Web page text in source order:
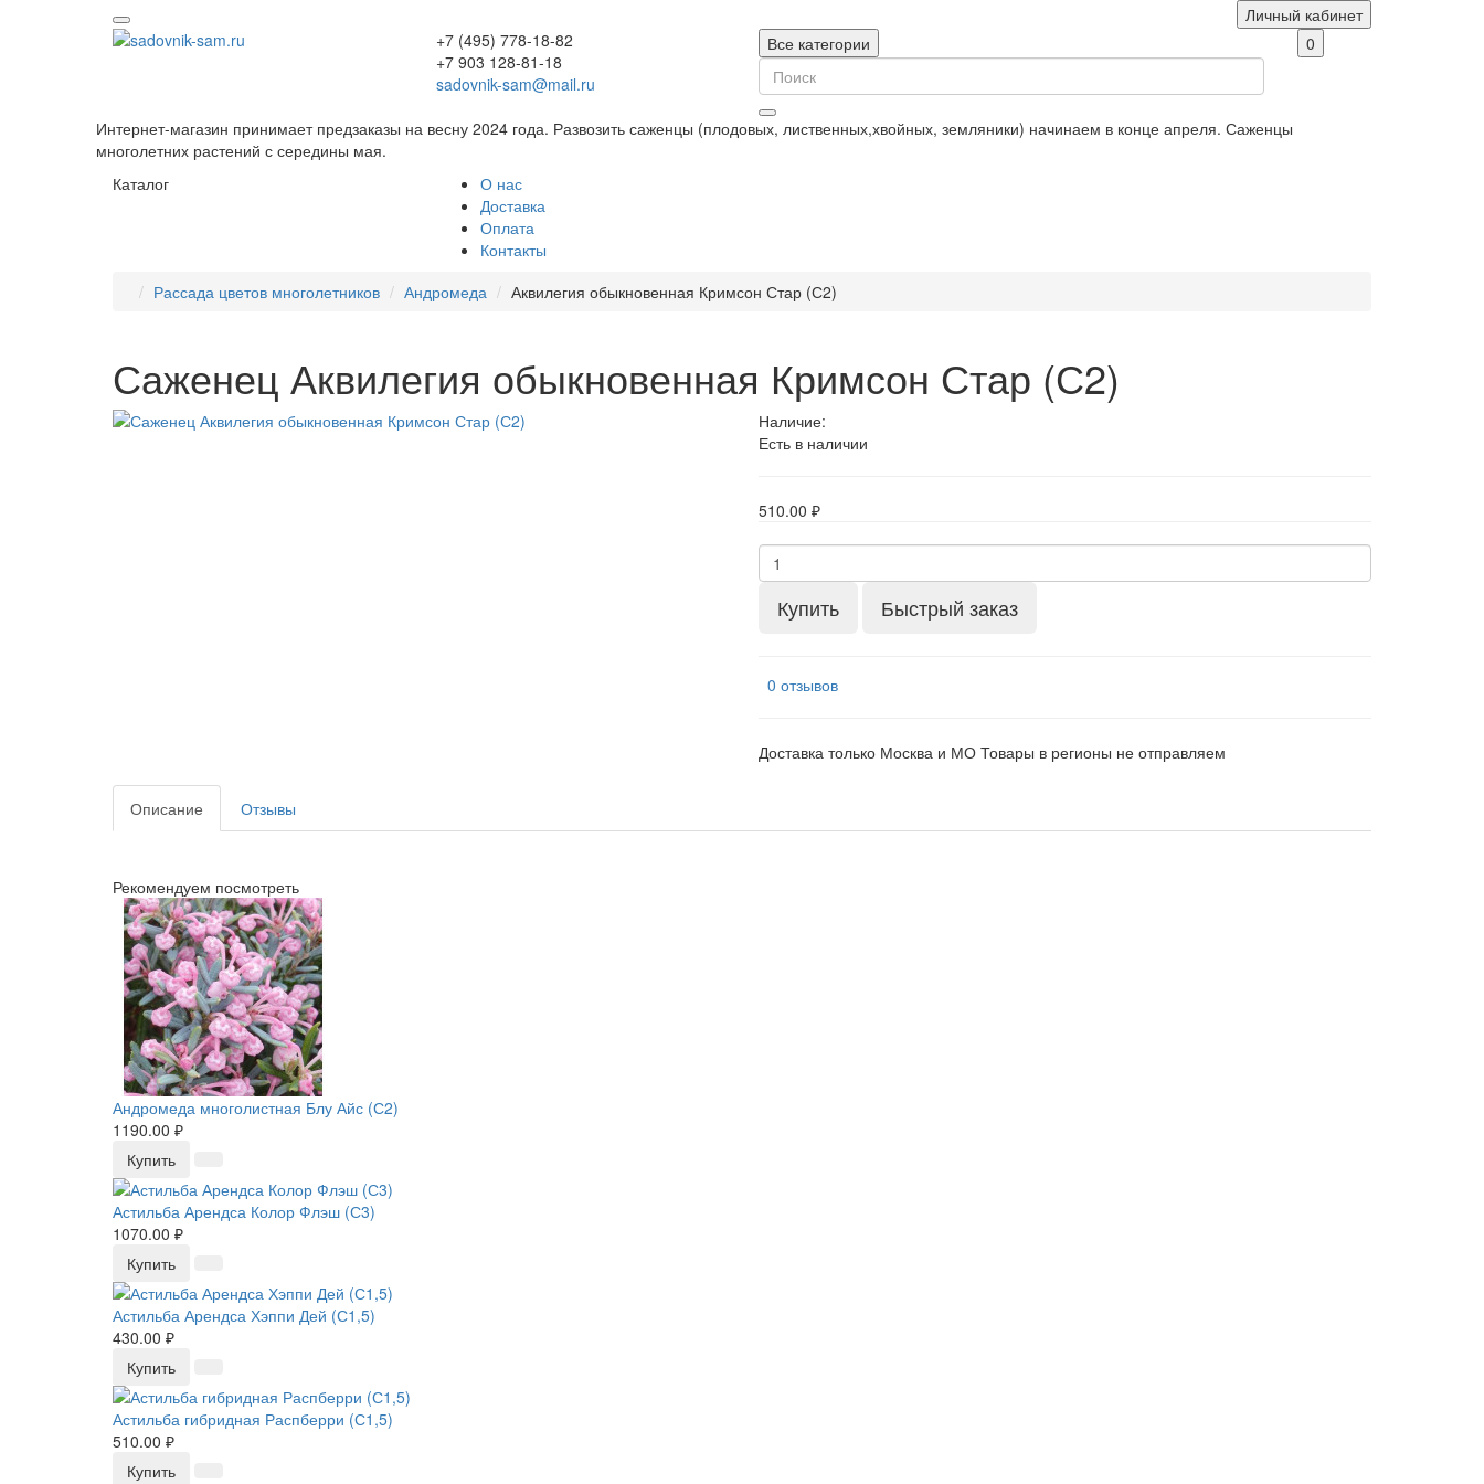
Личный кабинет
+7 (495) 778-18-82
+7 903 128-81-18
sadovnik-sam@mail.ru
0
Все категории
Интернет-магазин принимает предзаказы на весну 2024 года. Развозить саженцы (плодовых, лиственных,хвойных, земляники) начинаем в конце апреля. Саженцы
многолетних растений с середины мая.
Каталог
О нас
Доставка
Оплата
Контакты
Рассада цветов многолетников
Андромеда Аквилегия обыкновенная Кримсон Стар (С2)
Саженец Аквилегия обыкновенная Кримсон Стар (С2)
Наличие:
Есть в наличии
510.00 ₽
Купить Быстрый заказ
0 отзывов
Доставка только Москва и МО Товары в регионы не отправляем
Описание Отзывы
Рекомендуем посмотреть
Андромеда многолистная Блу Айс (С2)
1190.00 ₽
Купить
Астильба Арендса Колор Флэш (С3)
1070.00 ₽
Купить
Астильба Арендса Хэппи Дей (С1,5)
430.00 ₽
Купить
Астильба гибридная Распберри (С1,5)
510.00 ₽
Купить